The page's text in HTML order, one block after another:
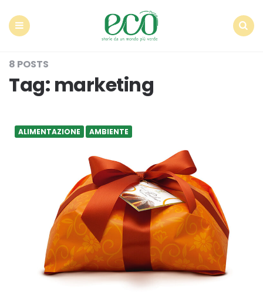
8 POSTS
Tag: marketing
ALIMENTAZIONE AMBIENTE